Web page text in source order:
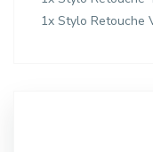
1x Stylo Retouche